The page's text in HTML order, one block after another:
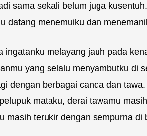
sama sekali belum juga
datang menemuiku dan
ingatanku melayang jauh pada
yang selalu menyambutku di
dengan berbagai canda dan
mataku, derai tawamu
masih terukir dengan sempurna di